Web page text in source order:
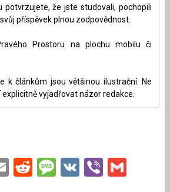
potvrzujete, že jste studovali, pochopili
příspěvek plnou zodpovědnost.
Prostoru na plochu mobilu či
k článkům jsou většinou ilustrační. Ne
vyjadřovat názor redakce.
EmailRedditMessage
VKViber